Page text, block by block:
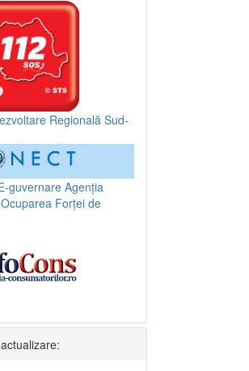
Regională Sud-
guvernare Agenția
Forței de